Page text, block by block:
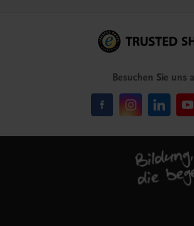
Besuchen Sie uns